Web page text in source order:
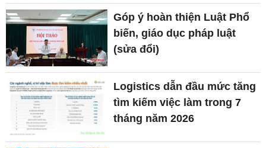
Góp ý hoàn thiện Luật Phổ
biến, giáo dục pháp luật
(sửa đổi)
Logistics dẫn đầu mức tăng
tìm kiếm việc làm trong 7
tháng năm 2026